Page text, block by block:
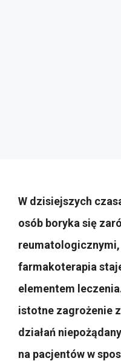
W dzisiejszych
osób boryka się
farmakoterapia
elementem
istotne zagrożenie
działań
na pacjentów w